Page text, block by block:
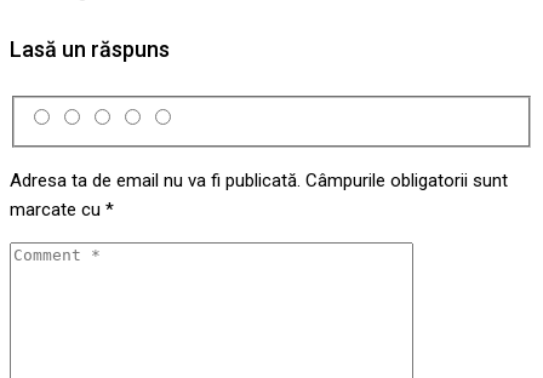
Lasă un răspuns
Adresa ta de email nu va fi publicată. Câmpurile obligatorii sunt
marcate cu *